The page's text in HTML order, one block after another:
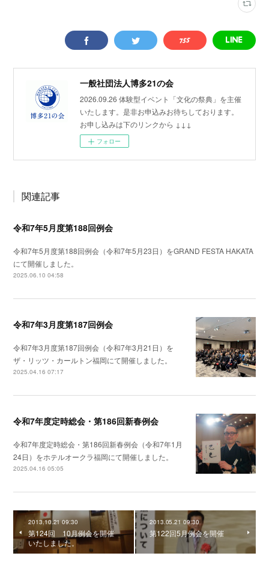
一般社団法人博多21の会
2026.09.26 体験型イベント「文化の祭典」を主催
いたします。是非お申込みお待ちしております。
お申し込みは下のリンクから ↓↓↓
フォロー
関連記事
令和7年5月度第188回例会
令和7年5月度第188回例会（令和7年5月23日）をGRAND FESTA HAKATA
にて開催しました。
2025.06.10 04:58
令和7年3月度第187回例会
令和7年3月度第187回例会（令和7年3月21日）を
ザ・リッツ・カールトン福岡にて開催しました。
2025.04.16 07:17
令和7年度定時総会・第186回新春例会
令和7年度定時総会・第186回新春例会（令和7年1月
24日）をホテルオークラ福岡にて開催しました。
2025.04.16 05:05
2013.10.21 09:30
第124回 10月例会を開催
いたしました。
2013.05.21 09:30
第122回5月例会を開催